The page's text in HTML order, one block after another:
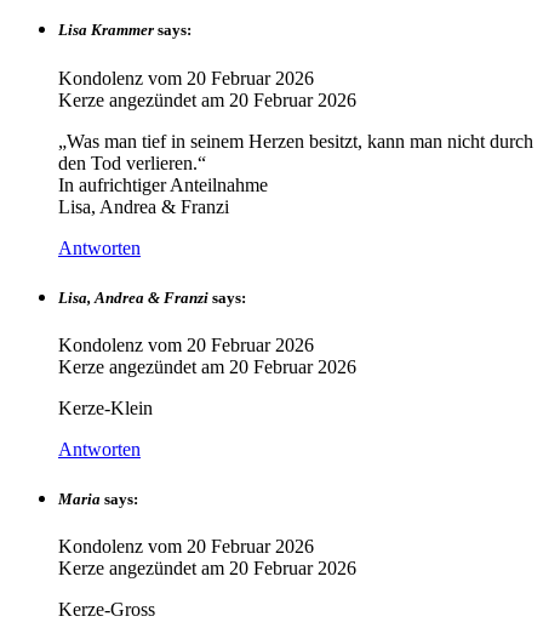
Lisa Krammer says:
Kondolenz vom 20 Februar 2026
Kerze angezündet am 20 Februar 2026
„Was man tief in seinem Herzen besitzt, kann man nicht durch
den Tod verlieren.“
In aufrichtiger Anteilnahme
Lisa, Andrea & Franzi
Antworten
Lisa, Andrea & Franzi says:
Kondolenz vom 20 Februar 2026
Kerze angezündet am 20 Februar 2026
Kerze-Klein
Antworten
Maria says:
Kondolenz vom 20 Februar 2026
Kerze angezündet am 20 Februar 2026
Kerze-Gross